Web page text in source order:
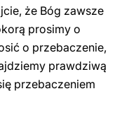
że Bóg zawsze
prosimy o
o przebaczenie,
prawdziwą
przebaczeniem